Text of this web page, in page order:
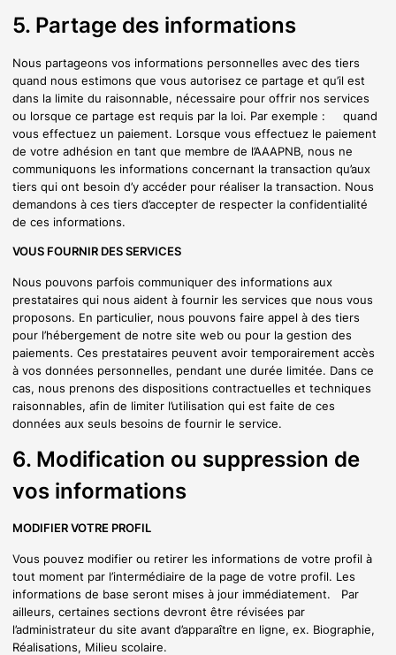
5. Partage des informations
Nous partageons vos informations personnelles avec des tiers
quand nous estimons que vous autorisez ce partage et qu’il est
dans la limite du raisonnable, nécessaire pour offrir nos services
ou lorsque ce partage est requis par la loi. Par exemple : quand
vous effectuez un paiement. Lorsque vous effectuez le paiement
de votre adhésion en tant que membre de l’AAAPNB, nous ne
communiquons les informations concernant la transaction qu’aux
tiers qui ont besoin d’y accéder pour réaliser la transaction. Nous
demandons à ces tiers d’accepter de respecter la confidentialité
de ces informations.
VOUS FOURNIR DES SERVICES
Nous pouvons parfois communiquer des informations aux
prestataires qui nous aident à fournir les services que nous vous
proposons. En particulier, nous pouvons faire appel à des tiers
pour l’hébergement de notre site web ou pour la gestion des
paiements. Ces prestataires peuvent avoir temporairement accès
à vos données personnelles, pendant une durée limitée. Dans ce
cas, nous prenons des dispositions contractuelles et techniques
raisonnables, afin de limiter l’utilisation qui est faite de ces
données aux seuls besoins de fournir le service.
6. Modification ou suppression de
vos informations
MODIFIER VOTRE PROFIL
Vous pouvez modifier ou retirer les informations de votre profil à
tout moment par l’intermédiaire de la page de votre profil. Les
informations de base seront mises à jour immédiatement. Par
ailleurs, certaines sections devront être révisées par
l’administrateur du site avant d’apparaître en ligne, ex. Biographie,
Réalisations, Milieu scolaire.